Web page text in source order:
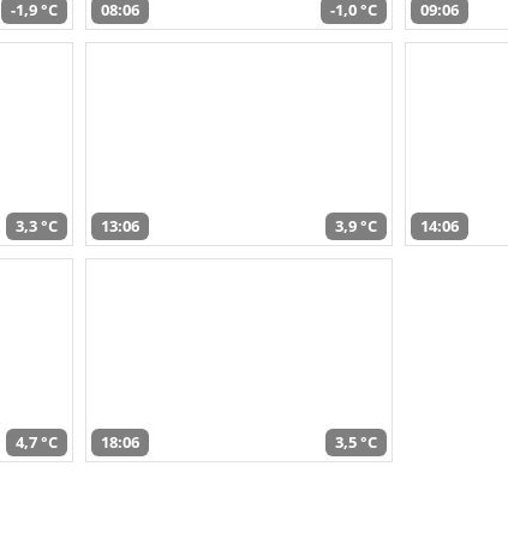
-1,9 °C 08:06 -1,0 °C 09:06
3,3 °C 13:06 3,9 °C 14:06
4,7 °C 18:06 3,5 °C